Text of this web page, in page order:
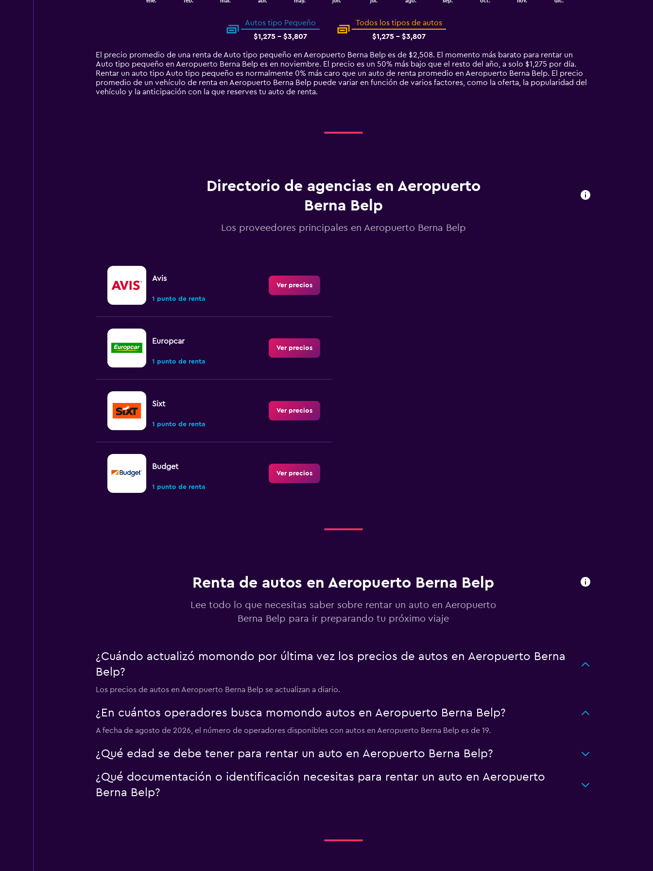
14
categories.
The
chart
has
Autos tipo Pequeño
$1,275 - $3,807
Todos los tipos de autos
$1,275 - $3,807
El precio promedio de una renta de Auto tipo pequeño en Aeropuerto Berna Belp es de $2,508. El momento más barato para rentar un
Auto tipo pequeño en Aeropuerto Berna Belp es en noviembre. El precio es un 50% más bajo que el resto del año, a solo $1,275 por día.
Rentar un auto tipo Auto tipo pequeño es normalmente 0% más caro que un auto de renta promedio en Aeropuerto Berna Belp. El precio
promedio de un vehículo de renta en Aeropuerto Berna Belp puede variar en función de varios factores, como la oferta, la popularidad del
vehículo y la anticipación con la que reserves tu auto de renta.
Directorio de agencias en Aeropuerto
Berna Belp
Los proveedores principales en Aeropuerto Berna Belp
Avis
1 punto de renta
Ver precios
Europcar
1 punto de renta
Ver precios
Sixt
1 punto de renta
Ver precios
Budget
1 punto de renta
Ver precios
YourRent
Ver precios
keddy by Europcar
Renta de autos en Aeropuerto Berna Belp
Lee todo lo que necesitas saber sobre rentar un auto en Aeropuerto
Berna Belp para ir preparando tu próximo viaje
¿Cuándo actualizó momondo por última vez los precios de autos en Aeropuerto Berna
Belp?
Los precios de autos en Aeropuerto Berna Belp se actualizan a diario.
¿En cuántos operadores busca momondo autos en Aeropuerto Berna Belp?
A fecha de agosto de 2026, el número de operadores disponibles con autos en Aeropuerto Berna Belp es de 19.
¿Qué edad se debe tener para rentar un auto en Aeropuerto Berna Belp?
¿Qué documentación o identificación necesitas para rentar un auto en Aeropuerto
Berna Belp?